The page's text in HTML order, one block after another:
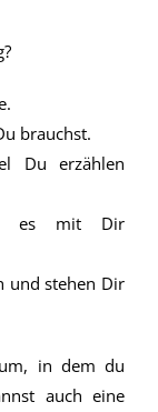
brauchst.
Du erzählen
es mit Dir
und stehen Dir
in dem du
auch eine